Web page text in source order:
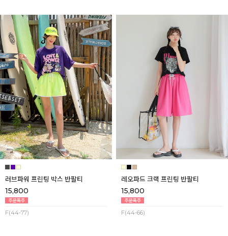
러브파워 프린팅 박스 반팔티
15,800
F(44-77)
레오파드 크랙 프린팅 반팔티
15,800
F(44-66)